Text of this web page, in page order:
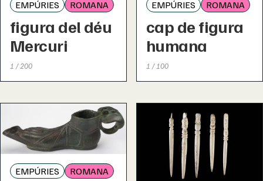
EMPÚRIES ROMANA
figura del déu
Mercuri
1 / 200
EMPÚRIES ROMANA
cap de figura
humana
1 / 100
EMPÚRIES ROMANA